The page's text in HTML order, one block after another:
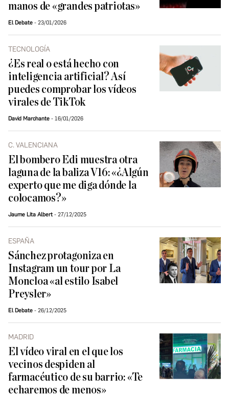
manos de «grandes patriotas»
El Debate 23/01/2026
TECNOLOGÍA
¿Es real o está hecho con
inteligencia artificial? Así
puedes comprobar los vídeos
virales de TikTok
David Marchante 16/01/2026
C. VALENCIANA
El bombero Edi muestra otra
laguna de la baliza V16: «¿Algún
experto que me diga dónde la
colocamos?»
Jaume Lita Albert 27/12/2025
ESPAÑA
Sánchez protagoniza en
Instagram un tour por La
Moncloa «al estilo Isabel
Preysler»
El Debate 26/12/2025
MADRID
El vídeo viral en el que los
vecinos despiden al
farmacéutico de su barrio: «Te
echaremos de menos»